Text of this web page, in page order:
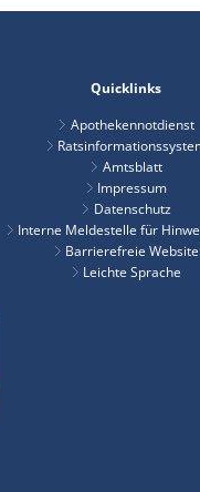
Quicklinks
Apothekennotdienst
Amtsblatt
Impressum
Datenschutz
Interne Meldestelle für
Barrierefreie Website
Leichte Sprache